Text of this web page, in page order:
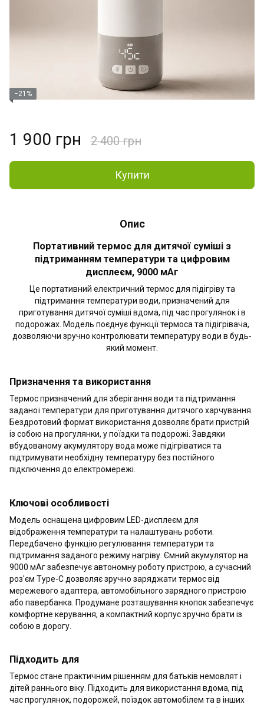
−21%
1 900 грн 2 400 грн
Купити
Опис
Портативний термос для дитячої суміші з
підтриманням температури та цифровим
дисплеєм, 9000 мАг
Це портативний електричний термос для підігріву та
підтримання температури води, призначений для
приготування дитячої суміші вдома, під час прогулянок і в
подорожах. Модель поєднує функції термоса та підігрівача,
дозволяючи зручно контролювати температуру води в будь-
який момент.
Призначення та використання
Термос призначений для зберігання води та підтримання
заданої температури для приготування дитячого харчування.
Бездротовий формат використання дозволяє брати пристрій
із собою на прогулянки, у поїздки та подорожі. Завдяки
вбудованому акумулятору вода може підігріватися та
підтримувати необхідну температуру без постійного
підключення до електромережі.
Ключові особливості
Модель оснащена цифровим LED-дисплеєм для
відображення температури та налаштувань роботи.
Передбачено функцію регулювання температури та
підтримання заданого режиму нагріву. Ємний акумулятор на
9000 мАг забезпечує автономну роботу пристрою, а сучасний
роз'єм Type-C дозволяє зручно заряджати термос від
мережевого адаптера, автомобільного зарядного пристрою
або павербанка. Продумане розташування кнопок забезпечує
комфортне керування, а компактний корпус зручно брати із
собою в дорогу.
Підходить для
Термос стане практичним рішенням для батьків немовлят і
дітей раннього віку. Підходить для використання вдома, під
час прогулянок, подорожей, поїздок автомобілем та в інших